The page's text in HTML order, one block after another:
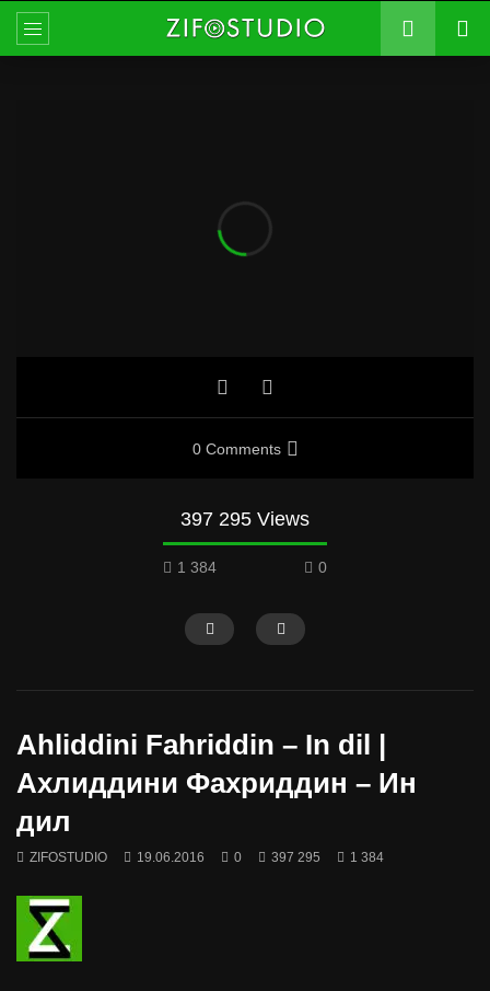
0 Comments
397 295 Views
1 384 0
Ahliddini Fahriddin – In dil |
Ахлиддини Фахриддин – Ин
дил
ZIFOSTUDIO 19.06.2016 0 397 295 1 384